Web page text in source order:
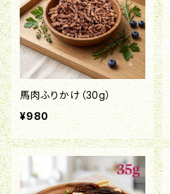
馬肉ふりかけ（30g）
¥980